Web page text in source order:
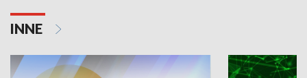
INNE